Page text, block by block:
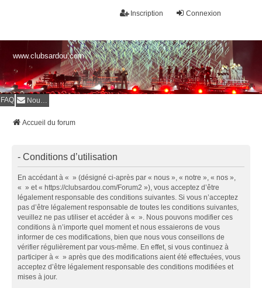
Connexion
Inscription
www.clubsardou.com
FAQ Nous contacter
Accueil du forum
- Conditions d’utilisation
En accédant à « » (désigné ci-après par « nous », « notre », « nos »,
« » et « https://clubsardou.com/Forum2 »), vous acceptez d’être
légalement responsable des conditions suivantes. Si vous n’acceptez
pas d’être légalement responsable de toutes les conditions suivantes,
veuillez ne pas utiliser et accéder à « ». Nous pouvons modifier ces
conditions à n’importe quel moment et nous essaierons de vous
informer de ces modifications, bien que nous vous conseillons de
vérifier régulièrement par vous-même. En effet, si vous continuez à
participer à « » après que des modifications aient été effectuées, vous
acceptez d’être légalement responsable des conditions modifiées et
mises à jour.